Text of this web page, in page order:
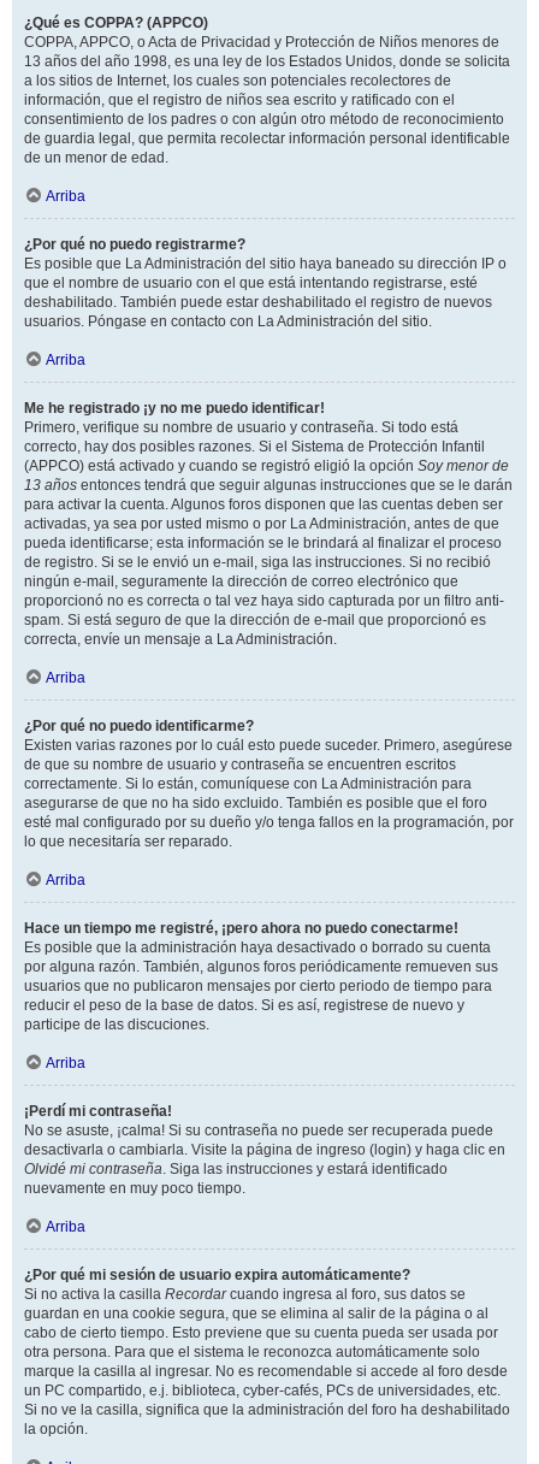
¿Qué es COPPA? (APPCO)
COPPA, APPCO, o Acta de Privacidad y Protección de Niños menores de
13 años del año 1998, es una ley de los Estados Unidos, donde se solicita
a los sitios de Internet, los cuales son potenciales recolectores de
información, que el registro de niños sea escrito y ratificado con el
consentimiento de los padres o con algún otro método de reconocimiento
de guardia legal, que permita recolectar información personal identificable
de un menor de edad.
Arriba
¿Por qué no puedo registrarme?
Es posible que La Administración del sitio haya baneado su dirección IP o
que el nombre de usuario con el que está intentando registrarse, esté
deshabilitado. También puede estar deshabilitado el registro de nuevos
usuarios. Póngase en contacto con La Administración del sitio.
Arriba
Me he registrado ¡y no me puedo identificar!
Primero, verifique su nombre de usuario y contraseña. Si todo está
correcto, hay dos posibles razones. Si el Sistema de Protección Infantil
(APPCO) está activado y cuando se registró eligió la opción Soy menor de
13 años entonces tendrá que seguir algunas instrucciones que se le darán
para activar la cuenta. Algunos foros disponen que las cuentas deben ser
activadas, ya sea por usted mismo o por La Administración, antes de que
pueda identificarse; esta información se le brindará al finalizar el proceso
de registro. Si se le envió un e-mail, siga las instrucciones. Si no recibió
ningún e-mail, seguramente la dirección de correo electrónico que
proporcionó no es correcta o tal vez haya sido capturada por un filtro anti-
spam. Si está seguro de que la dirección de e-mail que proporcionó es
correcta, envíe un mensaje a La Administración.
Arriba
¿Por qué no puedo identificarme?
Existen varias razones por lo cuál esto puede suceder. Primero, asegúrese
de que su nombre de usuario y contraseña se encuentren escritos
correctamente. Si lo están, comuníquese con La Administración para
asegurarse de que no ha sido excluido. También es posible que el foro
esté mal configurado por su dueño y/o tenga fallos en la programación, por
lo que necesitaría ser reparado.
Arriba
Hace un tiempo me registré, ¡pero ahora no puedo conectarme!
Es posible que la administración haya desactivado o borrado su cuenta
por alguna razón. También, algunos foros periódicamente remueven sus
usuarios que no publicaron mensajes por cierto periodo de tiempo para
reducir el peso de la base de datos. Si es así, registrese de nuevo y
participe de las discuciones.
Arriba
¡Perdí mi contraseña!
No se asuste, ¡calma! Si su contraseña no puede ser recuperada puede
desactivarla o cambiarla. Visite la página de ingreso (login) y haga clic en
Olvidé mi contraseña. Siga las instrucciones y estará identificado
nuevamente en muy poco tiempo.
Arriba
¿Por qué mi sesión de usuario expira automáticamente?
Si no activa la casilla Recordarcuando ingresa al foro, sus datos se
guardan en una cookie segura, que se elimina al salir de la página o al
cabo de cierto tiempo. Esto previene que su cuenta pueda ser usada por
otra persona. Para que el sistema le reconozca automáticamente solo
marque la casilla al ingresar. No es recomendable si accede al foro desde
un PC compartido, e.j. biblioteca, cyber-cafés, PCs de universidades, etc.
Si no ve la casilla, significa que la administración del foro ha deshabilitado
la opción.